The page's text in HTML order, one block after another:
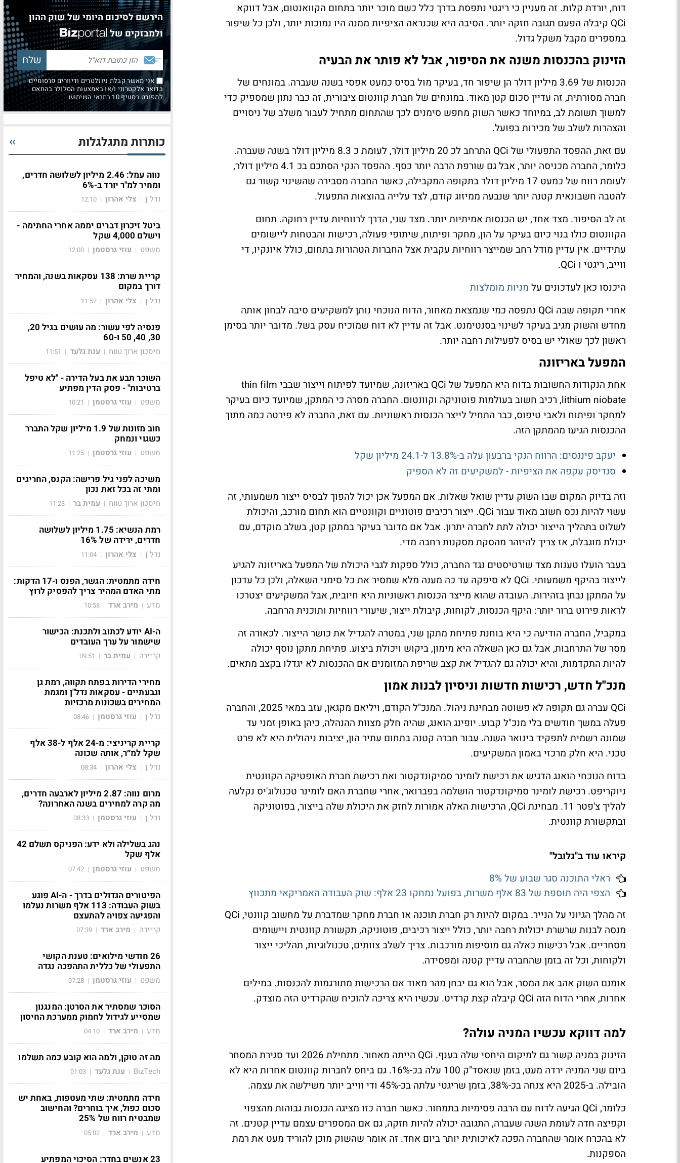
דוח, יורדת קלות. זה מעניין כי ריגטי נתפסת בדרך כלל כשם מוכר יותר בתחום הקוואנטום, אבל דווקא
QCi קיבלה הפעם תגובה חזקה יותר. הסיבה היא שכנראה הציפיות ממנה היו נמוכות יותר, ולכן כל שיפור
במספרים מקבל משקל גדול.
הזינוק בהכנסות משנה את הסיפור, אבל לא פותר את הבעיה
הכנסות של 3.69 מיליון דולר הן שיפור חד, בעיקר מול בסיס כמעט אפסי בשנה שעברה. במונחים של
חברה מסורתית, זה עדיין סכום קטן מאוד. במונחים של חברת קוונטום ציבורית, זה כבר נתון שמספיק כדי
למשוך תשומת לב, במיוחד כאשר השוק מחפש סימנים לכך שהתחום מתחיל לעבור משלב של ניסויים
והצהרות לשלב של מכירות בפועל.
עם זאת, ההפסד התפעולי של QCi התרחב לכ 20 מיליון דולר, לעומת כ 8.3 מיליון דולר בשנה שעברה.
כלומר, החברה מכניסה יותר, אבל גם שורפת הרבה יותר כסף. ההפסד הנקי הסתכם בכ 4.1 מיליון דולר,
לעומת רווח של כמעט 17 מיליון דולר בתקופה המקבילה, כאשר החברה מסבירה שהשינוי קשור גם
להטבה חשבונאית קטנה יותר שנבעה ממיזוג קודם, לצד עלייה בהוצאות התפעול.
זה לב הסיפור. מצד אחד, יש הכנסות אמיתיות יותר. מצד שני, הדרך לרווחיות עדיין רחוקה. תחום
הקוונטום כולו בנוי כיום בעיקר על הון, מחקר ופיתוח, שיתופי פעולה, רכישות והבטחות ליישומים
עתידיים. אין עדיין מודל רחב שמייצר רווחיות עקבית אצל החברות הטהורות בתחום, כולל איונקיו, די
ווייב, ריגטי ו QCi.
היכנסו כאן לעדכונים על מניות מומלצות
אחרי תקופה שבה QCi נתפסה כמי שנמצאת מאחור, הדוח הנוכחי נותן למשקיעים סיבה לבחון אותה
מחדש והשוק מגיב בעיקר לשינוי בסנטימנט. אבל זה עדיין לא דוח שמוכיח עסק בשל. מדובר יותר בסימן
ראשון לכך שאולי יש בסיס לפעילות רחבה יותר.
המפעל באריזונה
אחת הנקודות החשובות בדוח היא המפעל של QCi באריזונה, שמיועד לפיתוח וייצור שבבי thin film
lithium niobate, רכיב חשוב בעולמות פוטוניקה וקוונטום. החברה מסרה כי המתקן, שמיועד כיום בעיקר
למחקר ופיתוח ולאבי טיפוס, כבר התחיל לייצר הכנסות ראשוניות. עם זאת, החברה לא פירטה כמה מתוך
ההכנסות הגיעו מהמתקן הזה.
יעקב פיננסים: הרווח הנקי ברבעון עלה ב-13.8% ל-24.1 מיליון שקל
סנדיסק עקפה את הציפיות - למשקיעים זה לא הספיק
וזה בדיוק המקום שבו השוק עדיין שואל שאלות. אם המפעל אכן יכול להפוך לבסיס ייצור משמעותי, זה
עשוי להיות נכס חשוב מאוד עבור QCi. ייצור רכיבים פוטוניים וקוונטיים הוא תחום מורכב, והיכולת
לשלוט בתהליך הייצור יכולה לתת לחברה יתרון. אבל אם מדובר בעיקר במתקן קטן, בשלב מוקדם, עם
יכולת מוגבלת, אז צריך להיזהר מהסקת מסקנות רחבה מדי.
בעבר הועלו טענות מצד שורטיסטים נגד החברה, כולל ספקות לגבי היכולת של המפעל באריזונה להגיע
לייצור בהיקף משמעותי. QCi לא סיפקה עד כה מענה מלא שמסיר את כל סימני השאלה, ולכן כל עדכון
על המתקן נבחן בזהירות. העובדה שהוא מייצר הכנסות ראשוניות היא חיובית, אבל המשקיעים יצטרכו
לראות פירוט ברור יותר: היקף הכנסות, לקוחות, קיבולת ייצור, שיעורי רווחיות ותוכנית הרחבה.
במקביל, החברה הודיעה כי היא בוחנת פתיחת מתקן שני, במטרה להגדיל את כושר הייצור. לכאורה זה
מסר של התרחבות, אבל גם כאן השאלה היא מימון, ביקוש ויכולת ביצוע. פתיחת מתקן נוסף יכולה
להיות התקדמות, והיא יכולה גם להגדיל את קצב שריפת המזומנים אם ההכנסות לא יגדלו בקצב מתאים.
מנכ"ל חדש, רכישות חדשות וניסיון לבנות אמון
QCi עברה גם תקופה לא פשוטה מבחינת ניהול. המנכ"ל הקודם, ויליאם מקגאן, עזב במאי 2025, והחברה
פעלה במשך חודשים בלי מנכ"ל קבוע. יופינג הואנג, שהיה חלק מצוות ההנהלה, כיהן באופן זמני עד
שמונה רשמית לתפקיד בינואר השנה. עבור חברה קטנה בתחום עתיר הון, יציבות ניהולית היא לא פרט
טכני. היא חלק מרכזי באמון המשקיעים.
בדוח הנוכחי הואנג הדגיש את רכישת לומינר סמיקונדקטור ואת רכישת חברת האופטיקה הקוונטית
ניוקריפט. רכישת לומינר סמיקונדקטור הושלמה בפברואר, אחרי שחברת האם לומינר טכנולוג'יס נקלעה
להליך צ'פטר 11. מבחינת QCi, הרכישות האלה אמורות לחזק את היכולת שלה בייצור, בפוטוניקה
ובתקשורת קוונטית.
קיראו עוד ב"גלובל"
ראלי התוכנה סגר שבוע של 8%
הצפי היה תוספת של 83 אלף משרות, בפועל נמחקו 23 אלף: שוק העבודה האמריקאי מתכווץ
זה מהלך הגיוני על הנייר. במקום להיות רק חברת תוכנה או חברת מחקר שמדברת על מחשוב קוונטי, QCi
מנסה לבנות שרשרת יכולות רחבה יותר, כולל ייצור רכיבים, פוטוניקה, תקשורת קוונטית ויישומים
מסחריים. אבל רכישות כאלה גם מוסיפות מורכבות. צריך לשלב צוותים, טכנולוגיות, תהליכי ייצור
ולקוחות, וכל זה בזמן שהחברה עדיין קטנה ומפסידה.
אומנם השוק אהב את המסר, אבל הוא גם יבחן מהר מאוד אם הרכישות מתורגמות להכנסות. במילים
אחרות, אחרי הדוח הזה QCi קיבלה קצת קרדיט. עכשיו היא צריכה להוכיח שהקרדיט הזה מוצדק.
למה דווקא עכשיו המניה עולה?
הזינוק במניה קשור גם למיקום היחסי שלה בענף. QCi הייתה מאחור. מתחילת 2026 ועד סגירת המסחר
ביום שני המניה ירדה מעט, בזמן שנאסד"ק 100 עלה בכ-16%. גם ביחס לחברות קוונטום אחרות היא לא
הובילה. ב-2025 היא צנחה בכ-38%, בזמן שריגטי עלתה בכ-45% ודי ווייב יותר משילשה את עצמה.
כלומר, QCi הגיעה לדוח עם הרבה פסימיות בתמחור. כאשר חברה כזו מציגה הכנסות גבוהות מהצפוי
וקפיצה חדה לעומת השנה שעברה, התגובה יכולה להיות חזקה, גם אם המספרים עצמם עדיין קטנים. זה
לא בהכרח אומר שהחברה הפכה לאיכותית יותר ביום אחד. זה אומר שהשוק מוכן להוריד מעט את רמת
הספקנות.
הירשם לסיכום היומי של שוק ההון
ולמבזקים של
אני מאשר קבלת ניוזלטרים ודיוורים פרסומיים
בדואר אלקטרוני ו/או באמצעות הסלולר בהתאם
למפורט בסעיף 10 בתנאי השימוש
כותרות מתגלגלות
נווה עמל: 2.46 מיליון לשלושה חדרים,
ומחיר למ"ר יורד ב-6%
נדל"ן | צלי אהרון |
12:10
ביטל זיכרון דברים יממה אחרי החתימה -
וישלם 4,000 שקל
משפט | עוזי גרסטמן |
12:00
קריית שרת: 138 עסקאות בשנה, והמחיר
דורך במקום
נדל"ן | צלי אהרון |
11:52
פנסיה לפי עשור: מה עושים בגיל 20,
30, 40, 50 ו-60
חיסכון ארוך טווח | ענת גלעד |
11:51
השוכר תבע את בעל הדירה - "לא טיפל
ברטיבות" - פסק הדין מפתיע
משפט | עוזי גרסטמן |
10:21
חוב מזונות של 1.9 מיליון שקל התברר
כשגוי ונמחק
משפט | עוזי גרסטמן |
11:25
משיכה לפני גיל פרישה: הקנס, החריגים
ומתי זה בכל זאת נכון
חיסכון ארוך טווח | עמית בר |
11:23
רמת הנשיא: 1.75 מיליון לשלושה
חדרים, ירידה של 16%
נדל"ן | צלי אהרון |
11:04
חידה מתמטית: הגשר, הפנס ו-17 הדקות:
מתי האדם המהיר צריך להפסיק לרוץ
מדע | מירב ארד |
10:58
ה-AI יודע לכתוב ולתכנת: הכישור
שישמור על ערך העובדים
קריירה | עמית בר |
09:51
מחירי הדירות בפתח תקווה, רמת גן
וגבעתיים - עסקאות נדל"ן ומגמת
המחירים בשכונות מרכזיות
נדל"ן | עוזי גרסטמן |
08:46
קריית קריניצי: מ-24 אלף ל-38 אלף
שקל למ״ר, אותה שכונה
נדל"ן | צלי אהרון |
08:34
מרום נווה: 2.87 מיליון לארבעה חדרים,
מה קרה למחירים בשנה האחרונה?
נדל"ן | עוזי גרסטמן |
08:33
נהג בשלילה ולא ידע: הפניקס תשלם 42
אלף שקל
משפט | עוזי גרסטמן |
07:42
הפיטורים הגדולים בדרך - ה-AI פוגע
בשוק העבודה: 113 אלף משרות נעלמו
והפגיעה צפויה להתעצם
קריירה | מירב ארד |
07:39
26 חודשי מילואים: טענת הקושי
התפעולי של כללית התהפכה נגדה
משפט | עוזי גרסטמן |
07:28
הסוכר שמסתיר את הסרטן: המנגנון
שמסייע לגידול לחמוק ממערכת החיסון
מדע | מירב ארד |
04:10
מה זה טוקן, ולמה הוא קובע כמה תשלמו
BizTech
| ענת גלעד |
01:03
חידה מתמטית: שתי מעטפות, באחת יש
סכום כפול, איך בוחרים? והחישוב
שמבטיח רווח של 25%
מדע | מירב ארד |
05:02
23 אנשים בחדר: הסיכוי המפתיע